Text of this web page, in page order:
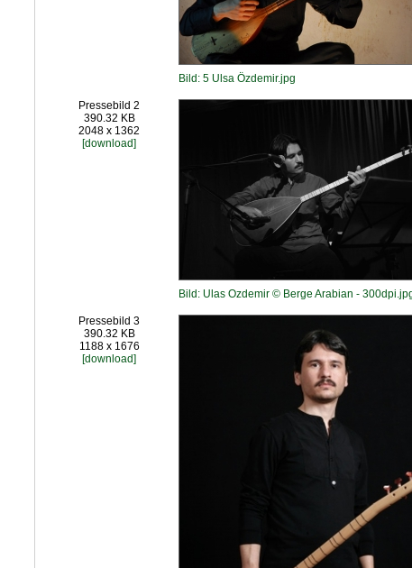
Bild: 5 Ulsa Özdemir.jpg
Pressebild 2
390.32 KB
2048 x 1362
[download]
Bild: Ulas Ozdemir © Berge Arabian -
Pressebild 3
390.32 KB
1188 x 1676
[download]